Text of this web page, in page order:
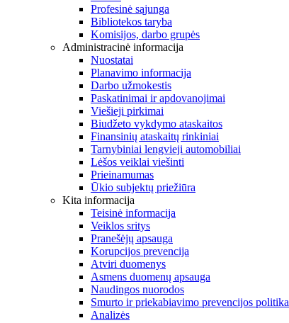
Profesinė sąjunga
Bibliotekos taryba
Komisijos, darbo grupės
Administracinė informacija
Nuostatai
Planavimo informacija
Darbo užmokestis
Paskatinimai ir apdovanojimai
Viešieji pirkimai
Biudžeto vykdymo ataskaitos
Finansinių ataskaitų rinkiniai
Tarnybiniai lengvieji automobiliai
Lėšos veiklai viešinti
Prieinamumas
Ūkio subjektų priežiūra
Kita informacija
Teisinė informacija
Veiklos sritys
Pranešėjų apsauga
Korupcijos prevencija
Atviri duomenys
Asmens duomenų apsauga
Naudingos nuorodos
Smurto ir priekabiavimo prevencijos politika
Analizės